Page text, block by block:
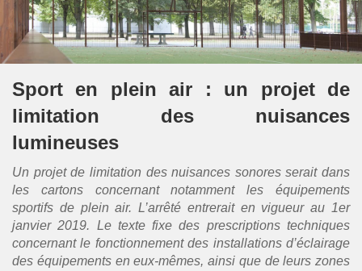
Sport en plein air : un projet de
limitation des nuisances
lumineuses
Un projet de limitation des nuisances sonores serait dans
les cartons concernant notamment les équipements
sportifs de plein air. L’arrêté entrerait en vigueur au 1er
janvier 2019. Le texte fixe des prescriptions techniques
concernant le fonctionnement des installations d’éclairage
des équipements en eux-mêmes, ainsi que de leurs zones